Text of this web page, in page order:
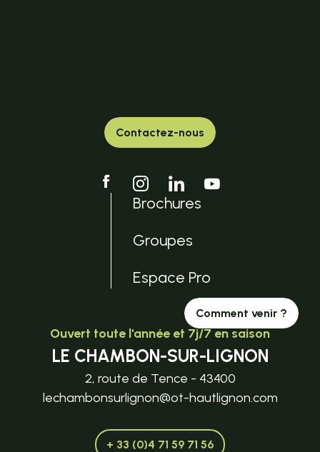
Contactez-nous
Brochures
Groupes
Espace Pro
Comment venir ?
Ouvert toute l'année et 7j/7 en saison
LE CHAMBON-SUR-LIGNON
2, route de Tence - 43400
lechambonsurlignon@ot-hautlignon.com
+ 33 (0)4 71 59 71 56